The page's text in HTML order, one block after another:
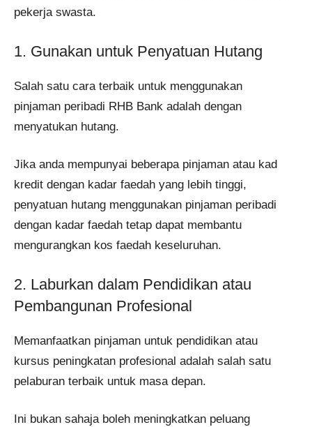
pekerja swasta.
1. Gunakan untuk Penyatuan Hutang
Salah satu cara terbaik untuk menggunakan
pinjaman peribadi RHB Bank adalah dengan
menyatukan hutang.
Jika anda mempunyai beberapa pinjaman atau kad
kredit dengan kadar faedah yang lebih tinggi,
penyatuan hutang menggunakan pinjaman peribadi
dengan kadar faedah tetap dapat membantu
mengurangkan kos faedah keseluruhan.
2. Laburkan dalam Pendidikan atau
Pembangunan Profesional
Memanfaatkan pinjaman untuk pendidikan atau
kursus peningkatan profesional adalah salah satu
pelaburan terbaik untuk masa depan.
Ini bukan sahaja boleh meningkatkan peluang